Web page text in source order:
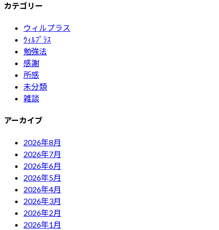
カテゴリー
ウィルプラス
ｳｨﾙﾌﾟﾗｽ
勉強法
感謝
所感
未分類
雑談
アーカイブ
2026年8月
2026年7月
2026年6月
2026年5月
2026年4月
2026年3月
2026年2月
2026年1月